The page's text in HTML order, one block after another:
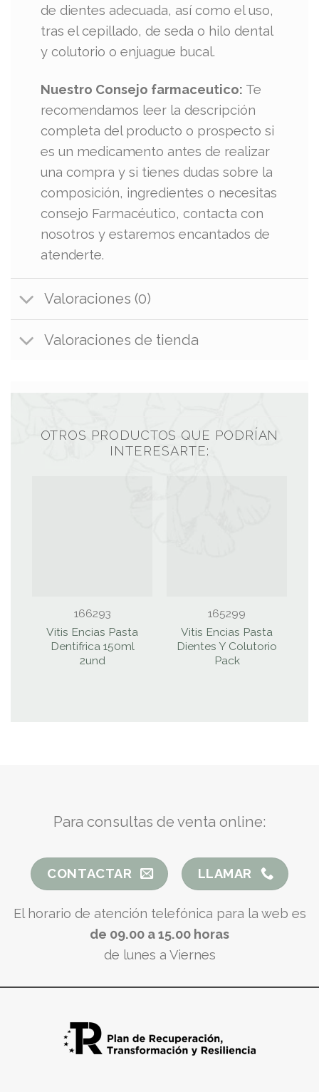
de dientes adecuada, así como el uso,
tras el cepillado, de seda o hilo dental
y colutorio o enjuague bucal.
Nuestro Consejo farmaceutico: Te
recomendamos leer la descripción
completa del producto o prospecto si
es un medicamento antes de realizar
una compra y si tienes dudas sobre la
composición, ingredientes o necesitas
consejo Farmacéutico, contacta con
nosotros y estaremos encantados de
atenderte.
Valoraciones (0)
Valoraciones de tienda
OTROS PRODUCTOS QUE PODRÍAN
INTERESARTE:
166293
Vitis Encias Pasta
Dentifrica 150ml
2und
165299
Vitis Encias Pasta
Dientes Y Colutorio
Pack
Para consultas de venta online:
CONTACTAR LLAMAR
El horario de atención telefónica para la web es
de 09.00 a 15.00 horas
de lunes a Viernes